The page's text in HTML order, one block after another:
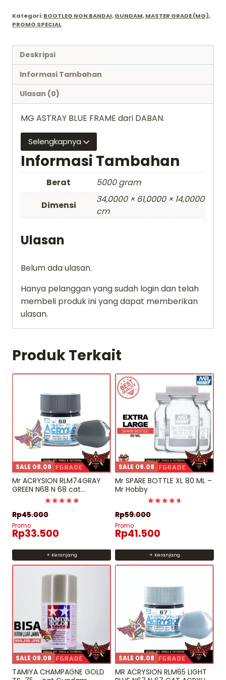
Kategori:BOOTLEG NON BANDAI,GUNDAM,MASTER GRADE (MG),
PROMO SPECIAL
Deskripsi
Informasi Tambahan
Ulasan (0)
MG ASTRAY BLUE FRAME dari DABAN.
Selengkapnya
Informasi Tambahan
Berat
5000 gram
Dimensi
34,0000 × 61,0000 × 14,0000
cm
Ulasan
Belum ada ulasan.
Hanya pelanggan yang sudah login dan telah
membeli produk ini yang dapat memberikan
ulasan.
Produk Terkait
SALE 08.08
Mr ACRYSION RLM74GRAY
GREEN N68 N 68 cat
gundam model kit airbrush
Dinilai
5
Rp45.000
Promo
Rp33.500
+ Keranjang
SALE 08.08
Mr SPARE BOTTLE XL 80 ML –
Mr Hobby
Dinilai
4.75
Rp59.000
Promo
Rp41.500
+ Keranjang
SALE 08.08
TAMIYA CHAMPAGNE GOLD
SALE 08.08
MR ACRYSION RLM65 LIGHT